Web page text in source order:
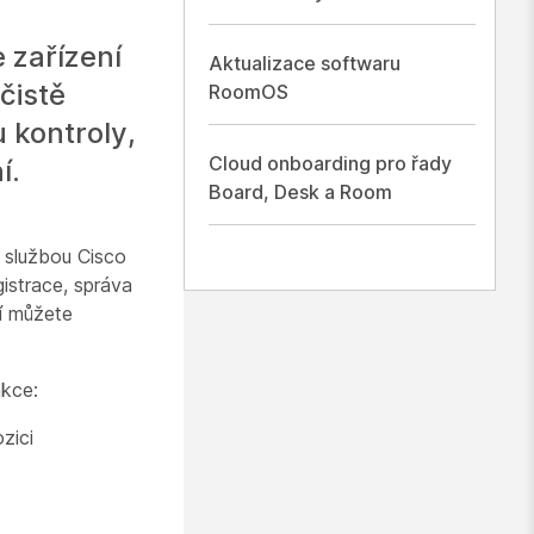
zařízení
kontroly,
Cisco
správa
můžete
Aktualizace softwaru
RoomOS
Cloud onboarding pro řady
Board, Desk a Room